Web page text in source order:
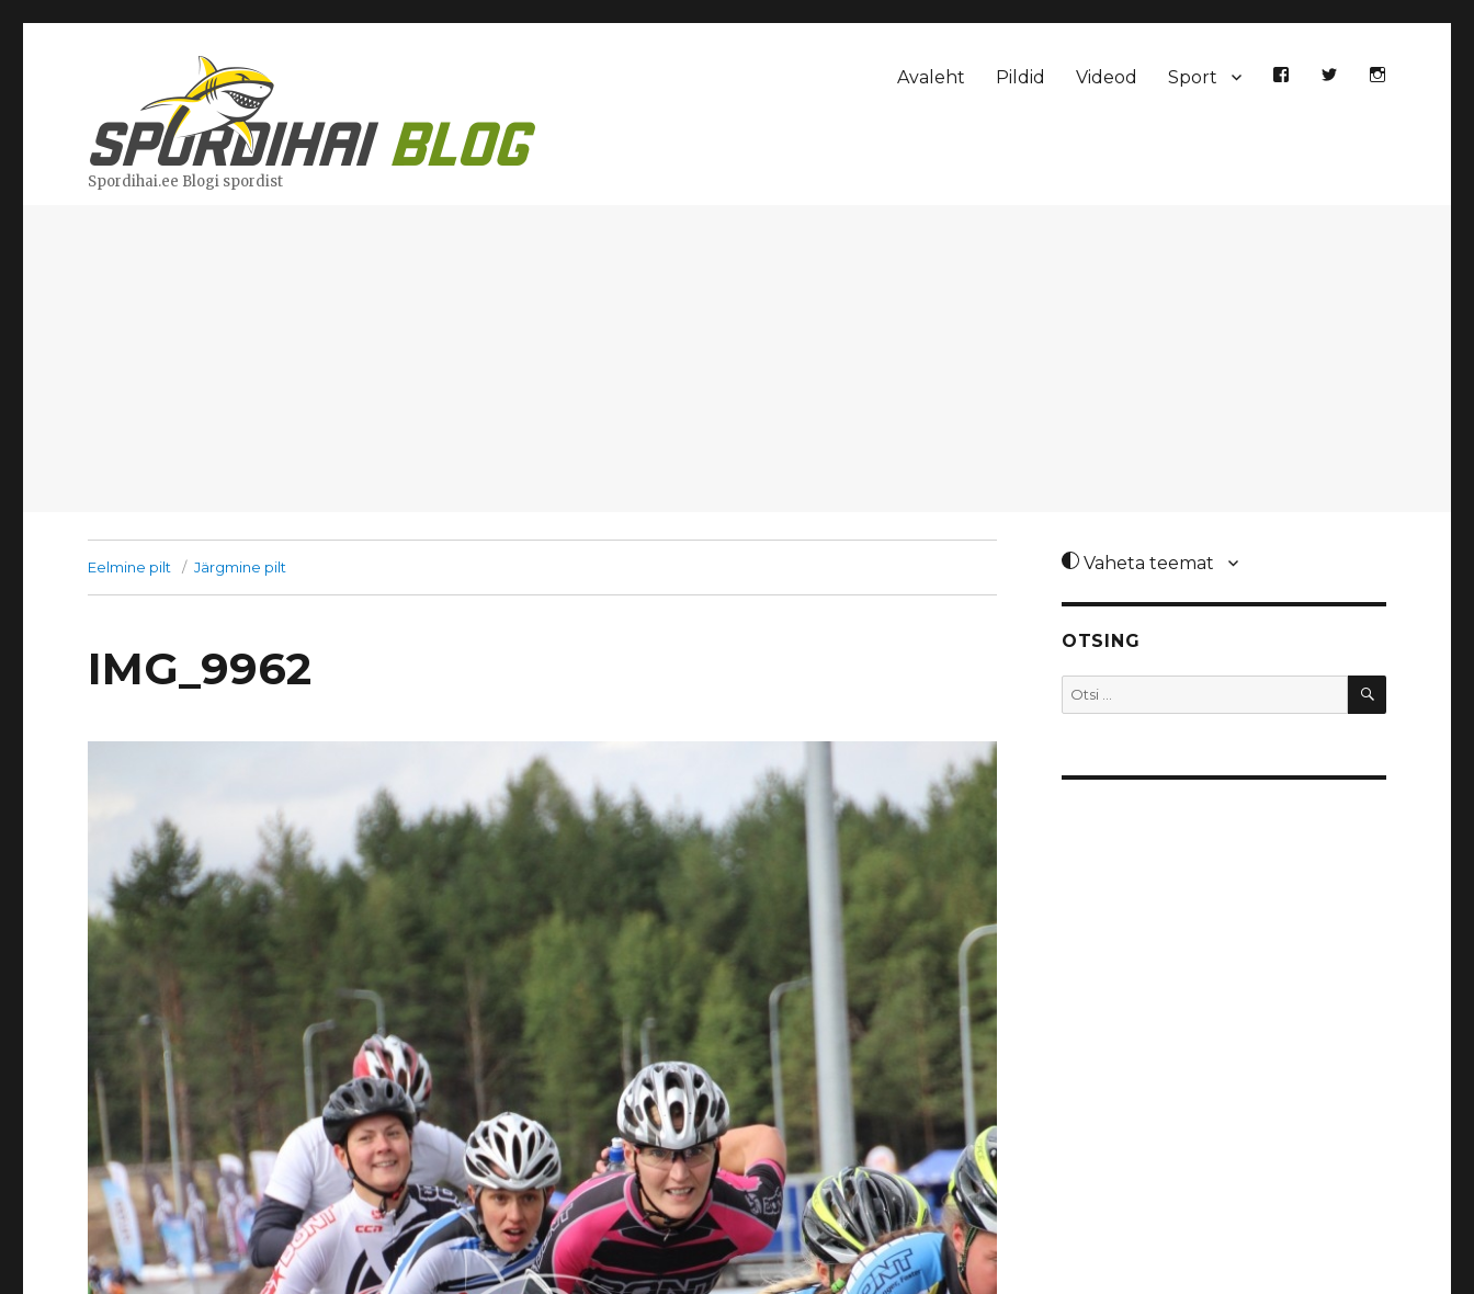
Spordihai.ee Blogi spordist
Avaleht Pildid Videod Sport
Eelmine pilt Järgmine pilt
IMG_9962
Vaheta teemat
OTSING
Otsi: OTSI